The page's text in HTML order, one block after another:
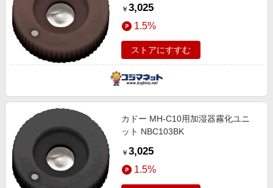
￥ 3,025
1.5%
ストアにすすむ
カドー MH-C10用加湿器霧化ユニ
ット NBC103BK
￥ 3,025
1.5%